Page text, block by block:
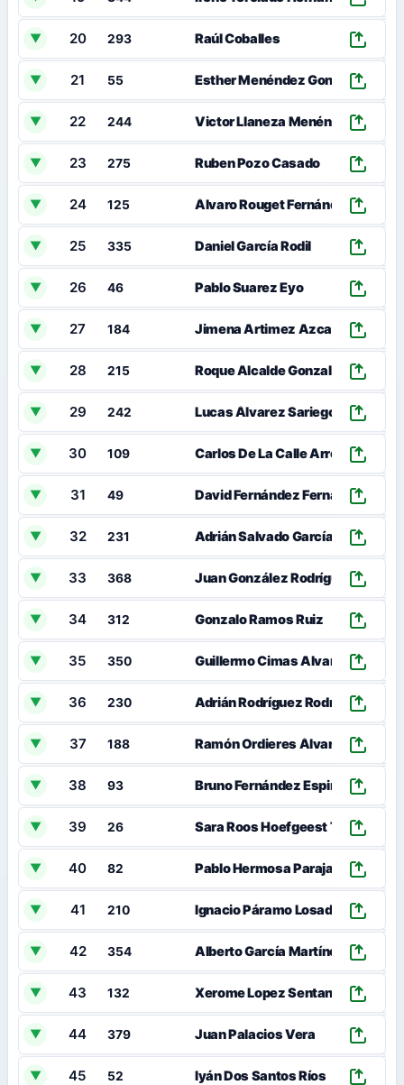
▼ 20 293 Raúl Coballes
▼ 21 55 Esther Menéndez Gonzalez
▼ 22 244 Victor Llaneza Menéndez
▼ 23 275 Ruben Pozo Casado
▼ 24 125 Álvaro Rouget Fernández
▼ 25 335 Daniel García Rodil
▼ 26 46 Pablo Suarez Eyo
▼ 27 184 Jimena Artimez Azcarate
▼ 28 215 Roque Alcalde Gonzalez
▼ 29 242 Lucas Álvarez Sariego
▼ 30 109 Carlos De La Calle Arroyo
▼ 31 49 David Fernández Fernandez
▼ 32 231 Adrián Salvado García
▼ 33 368 Juan González Rodríguez
▼ 34 312 Gonzalo Ramos Ruiz
▼ 35 350 Guillermo Cimas Alvarez
▼ 36 230 Adrián Rodríguez Rodríguez
▼ 37 188 Ramón Ordieres Álvarez
▼ 38 93 Bruno Fernández Espina
▼ 39 26 Sara Roos Hoefgeest Toribio
▼ 40 82 Pablo Hermosa Paraja
▼ 41 210 Ignacio Páramo Losada
▼ 42 354 Alberto García Martínez
▼ 43 132 Xerome Lopez Sentandreu
▼ 44 379 Juan Palacios Vera
▼ 45 52 Iyán Dos Santos Ríos